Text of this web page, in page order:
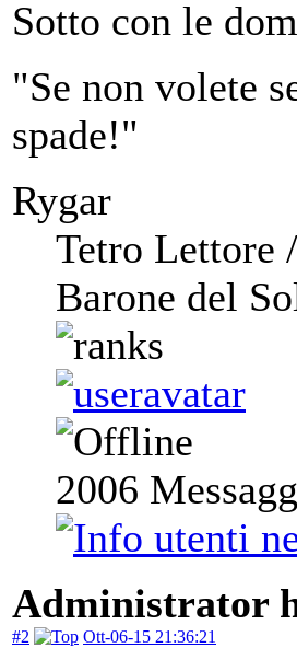
Sotto con le
"Se non volete
spade!"
Rygar
Tetro Lettore
Barone del
2006
Administrator
#2 Ott-06-15 21:36:21